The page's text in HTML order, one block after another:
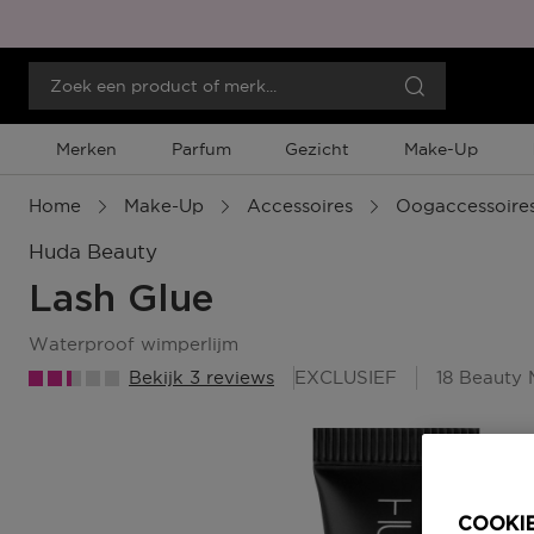
Merken Parfum Gezicht Make-Up
Home Make-Up Accessoires
Huda Beauty
Lash Glue
waterproof wimperlijm
Bekijk 3 reviews
EXCLUSIEF 18 Beauty